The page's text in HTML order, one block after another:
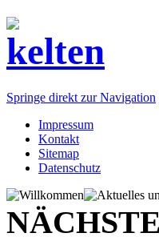
Springe direkt zur Navigation
Impressum
Kontakt
Sitemap
Datenschutz